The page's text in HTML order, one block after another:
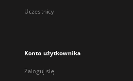
Uczestnicy
Konto użytkownika
Zaloguj się